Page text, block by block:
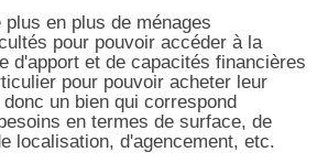
en plus de ménages
pour pouvoir accéder à la
d'apport et de capacités financières
pour pouvoir acheter leur
un bien qui correspond
en termes de surface, de
localisation, d'agencement, etc.